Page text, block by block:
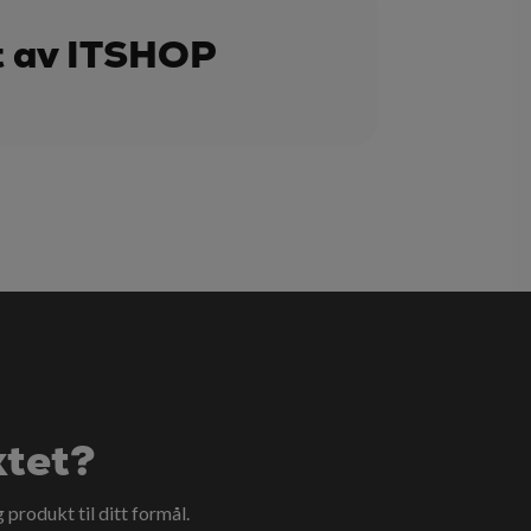
ITSHOP
produkt til ditt formål.